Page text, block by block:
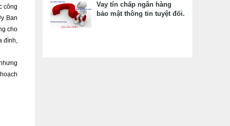
công
Ban
cho
đình,
Vay tín chấp ngân hàng
bảo mật thông tin tuyệt đối.